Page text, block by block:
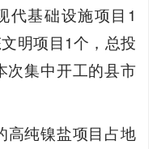
代基础设施项目1
明项目1个，总投
次集中开工的县市
高纯镍盐项目占地